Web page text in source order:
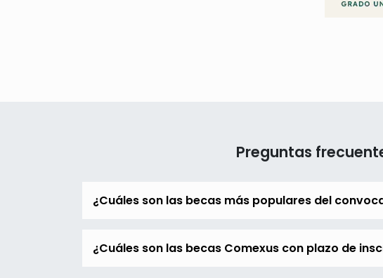
Preguntas
¿Cuáles son las becas más populares del
¿Cuáles son las becas Comexus con plazo de